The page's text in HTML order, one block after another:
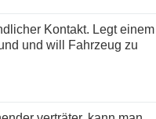
und will Fahrzeug zu